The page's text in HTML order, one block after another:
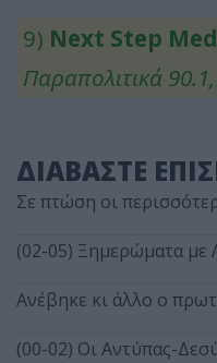
9) Next Step
Παραπολιτικά
ΔΙΑΒΑΣΤΕ
Σε πτώση οι
(02-05) Ξημερώματα με
Ανέβηκε κι άλλο ο
(00-02) Οι Αντύπας-